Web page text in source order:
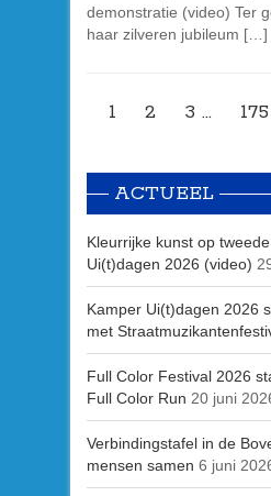
demonstratie (video) Ter
haar zilveren jubileum […]
1 2 3 … 175
ACTUEEL
Kleurrijke kunst op
Ui(t)dagen 2026 (video)
Kamper Ui(t)dagen 2026
met
Full Color Festival 2026
Full Color Run 20 juni
Verbindingstafel in de
mensen samen 6 juni